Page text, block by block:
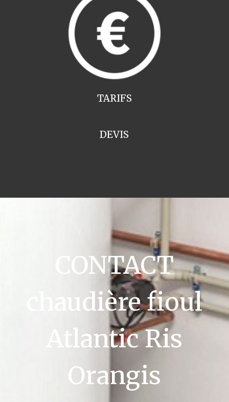
TARIFS
DEVIS
CONTACT
chaudière fioul
Atlantic Ris
Orangis